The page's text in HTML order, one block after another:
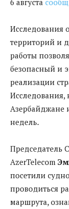
Исследования
территорий и
работы
безопасный и
реализации
Азербайджане
недель.
Председатель
AzerTelecom
посетили
проводиться
маршрута,